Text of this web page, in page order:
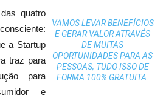
VAMOS LEVAR BENEFÍCIOS
E GERAR VALOR ATRAVÉS
DE MUITAS
OPORTUNIDADES PARA AS
PESSOAS, TUDO ISSO DE
FORMA 100% GRATUITA.
quatro
a Startup
traz para
para
e